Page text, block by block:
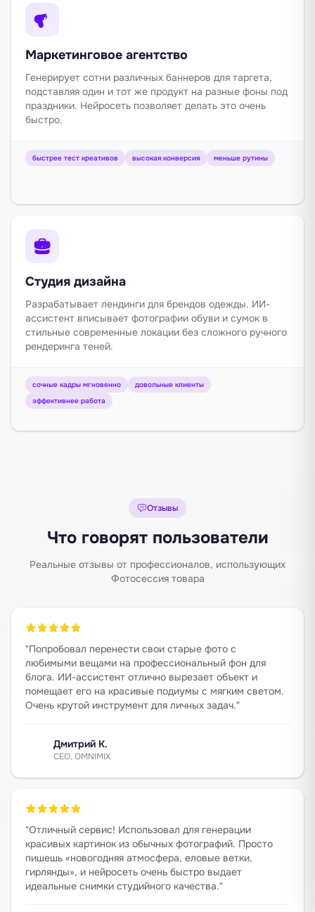
Маркетинговое агентство
Генерирует сотни различных баннеров для таргета,
подставляя один и тот же продукт на разные фоны под
праздники. Нейросеть позволяет делать это очень
быстро.
быстрее тест креативов высокая конверсия меньше рутины
Студия дизайна
Разрабатывает лендинги для брендов одежды. ИИ-
ассистент вписывает фотографии обуви и сумок в
стильные современные локации без сложного ручного
рендеринга теней.
сочные кадры мгновенно
довольные клиенты
эффективнее работа
Отзывы
Что говорят пользователи
Реальные отзывы от профессионалов, использующих
Фотосессия товара
"Попробовал перенести свои старые фото с
любимыми вещами на профессиональный фон для
блога. ИИ-ассистент отлично вырезает объект и
помещает его на красивые подиумы с мягким светом.
Очень крутой инструмент для личных задач."
Дмитрий К.
CEO, OMNIMIX
"Отличный сервис! Использовал для генерации
красивых картинок из обычных фотографий. Просто
пишешь «новогодняя атмосфера, еловые ветки,
гирлянды», и нейросеть очень быстро выдает
идеальные снимки студийного качества."